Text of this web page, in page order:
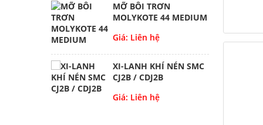
MỠ BÔI TRƠN
MOLYKOTE 44 MEDIUM
Giá: Liên hệ
XI-LANH KHÍ NÉN SMC
CJ2B / CDJ2B
Giá: Liên hệ